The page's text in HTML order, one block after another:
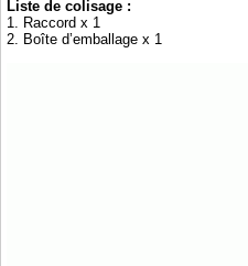
Liste de colisage :
1. Raccord x 1
2. Boîte d’emballage x 1